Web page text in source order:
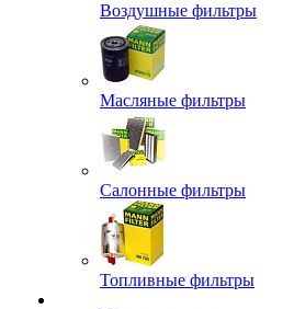
Воздушные фильтры
Масляные фильтры
Салонные фильтры
Топливные фильтры